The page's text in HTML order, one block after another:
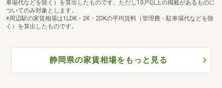
車場代などを除く）を算出したものです。ただし10戸以上の掲載があるものに
ついてのみ対象とします。
※周辺駅の家賃相場は1LDK・2K・2DKの平均賃料（管理費・駐車場代などを除
く）を算出したものです。
静岡県の家賃相場をもっと見る